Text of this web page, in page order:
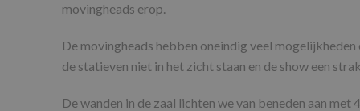
movingheads erop.
De movingheads hebben oneindig veel
de statieven niet in het zicht staan en de show een
De wanden in de zaal lichten we van beneden aan